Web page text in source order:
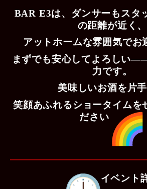
BAR E3は、ダンサーもスタ
の距離が近く、
アットホームな雰囲気でお
まずでも安心してよろしい
力です。
美味しいお酒を片手
笑顔あふれるショータイムを
ださい
イベント